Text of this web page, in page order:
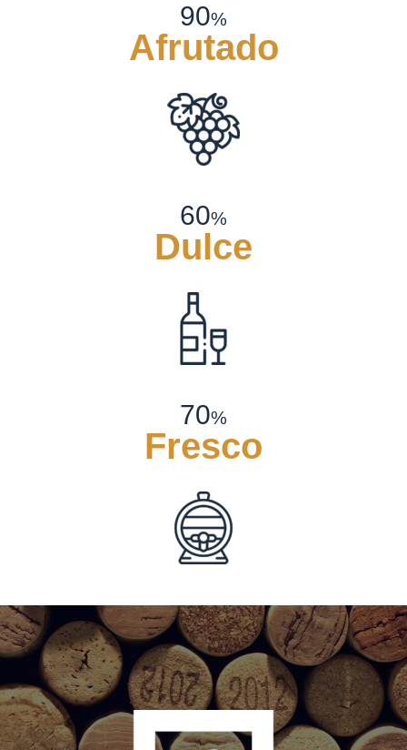
90%
Afrutado
60%
Dulce
70%
Fresco